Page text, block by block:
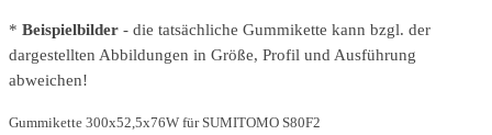
* Beispielbilder - die tatsächliche Gummikette kann bzgl. der
dargestellten Abbildungen in Größe, Profil und Ausführung
abweichen!
Gummikette 300x52,5x76W für SUMITOMO S80F2